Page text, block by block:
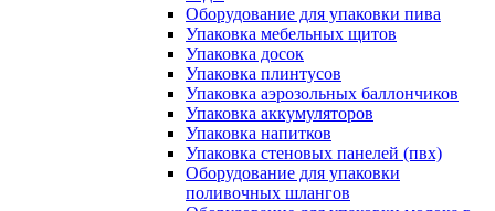
Оборудование для упаковки пива
Упаковка мебельных щитов
Упаковка досок
Упаковка плинтусов
Упаковка аэрозольных баллончиков
Упаковка аккумуляторов
Упаковка напитков
Упаковка стеновых панелей (пвх)
Оборудование для упаковки
поливочных шлангов